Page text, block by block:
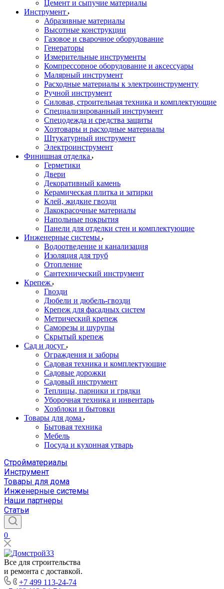
Цемент и сыпучие материалы
Инструмент
Абразивные материалы
Высотные конструкции
Газовое и сварочное оборудование
Генераторы
Измерительные инструменты
Компрессорное оборудование и аксессуары
Малярный инструмент
Расходные материалы к электроинструменту
Ручной инструмент
Силовая, строительная техника и комплектующие
Специализированный инструмент
Спецодежда и средства защиты
Хозтовары и расходные материалы
Штукатурный инструмент
Электроинструмент
Финишная отделка
Герметики
Двери
Декоративный камень
Керамическая плитка и затирки
Клей, жидкие гвозди
Лакокрасочные материалы
Напольные покрытия
Панели для отделки стен и комплектующие
Инженерные системы
Водоотведение и канализация
Изоляция для труб
Отопление
Сантехнический инструмент
Крепеж
Гвозди
Дюбели и дюбель-гвозди
Крепеж для фасадных систем
Метрический крепеж
Саморезы и шурупы
Скрытый крепеж
Сад и досуг
Ограждения и заборы
Садовая техника и комплектующие
Садовые дорожки
Садовый инструмент
Теплицы, парники и грядки
Уборочная техника и инвентарь
Хозблоки и бытовки
Товары для дома
Бытовая техника
Мебель
Посуда и кухонная утварь
Стройматериалы
Инструмент
Товары для дома
Инженерные системы
Наши партнеры
Статьи
0
Все для строительства
и ремонта с доставкой.
+7 499 113-24-74